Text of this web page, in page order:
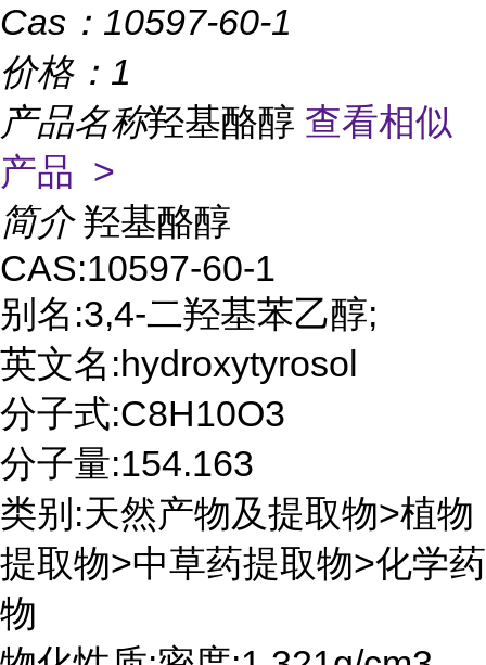
Cas： 10597-60-1
价格： 1
产品名称羟基酪醇 查看相似
产品 >
简介 羟基酪醇
CAS:10597-60-1
别名:3,4-二羟基苯乙醇;
英文名:hydroxytyrosol
分子式:C8H10O3
分子量:154.163
类别:天然产物及提取物>植物
提取物>中草药提取物>化学药
物